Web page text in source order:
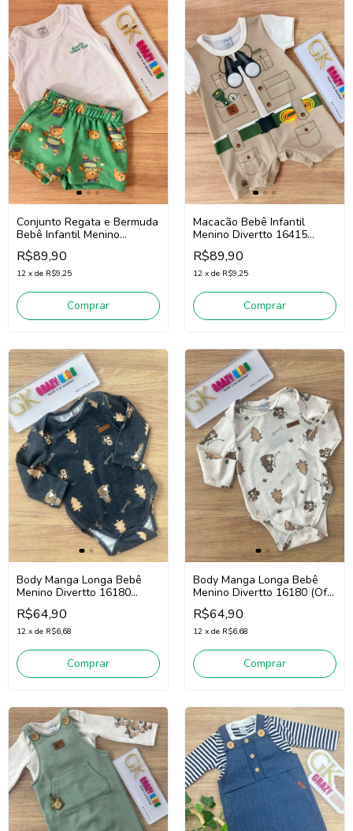
Conjunto Regata e Bermuda
Bebê Infantil Menino
Divertto 16389
(Branco/Verde)
R$89,90
12 x de R$9,25
Comprar
Macacão Bebê Infantil
Menino Divertto 16415
(Bege)
R$89,90
12 x de R$9,25
Comprar
Body Manga Longa Bebê
Menino Divertto 16180
(Preto)
R$64,90
12 x de R$6,68
Comprar
Body Manga Longa Bebê
Menino Divertto 16180 (Off
White/Marrom)
R$64,90
12 x de R$6,68
Comprar